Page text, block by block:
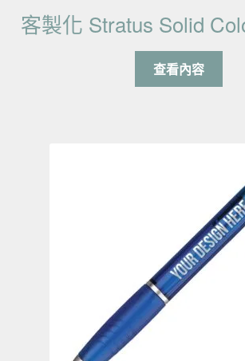
客製化 Stratus Solid
查看內容